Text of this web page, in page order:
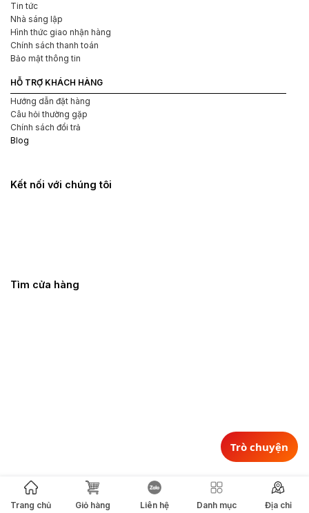
Trang chủ Giỏ hàng Liên hệ Danh mục Địa chỉ
Tin tức
Nhà sáng lập
Hình thức giao nhận hàng
Chính sách thanh toán
Bảo mật thông tin
HỖ TRỢ KHÁCH HÀNG
Hướng dẫn đặt hàng
Câu hỏi thường gặp
Chính sách đổi trả
Blog
Kết nối với chúng tôi
Tìm cửa hàng
Trò chuyện